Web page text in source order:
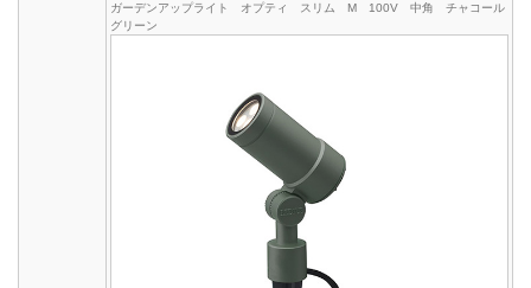
ガーデンアップライト オプティ スリム M 100V 中角 チャコール
グリーン